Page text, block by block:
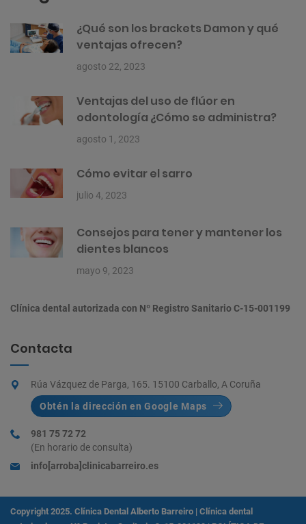
¿Qué son los brackets Damon y qué
ventajas ofrecen?
agosto 22, 2023
Ventajas del uso de flúor en
odontología ¿Cómo se administra?
agosto 1, 2023
Cómo evitar el sarro
julio 4, 2023
Consejos para tener y mantener los
dientes blancos
mayo 9, 2023
Clínica dental autorizada con Nº Registro Sanitario C-15-001199
Contacta
Rúa Vázquez de Parga, 165. 15100 Carballo, A Coruña
Obtén la dirección en Google Maps
981 75 72 72
(En horario de consulta)
info[arroba]clinicabarreiro.es
Copyright 2025. Clínica Dental Alberto Barreiro | Clínica dental